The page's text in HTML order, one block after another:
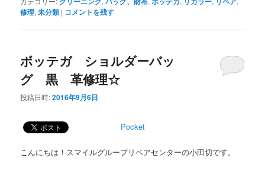
修理,未分類 | コメントを残す
ボッテガ ショルダーバッ
グ 黒 革修理☆
投稿日時:2016年9月6日
Pocket
こんにちは！スマイルグループリペアセンターの小田切です。